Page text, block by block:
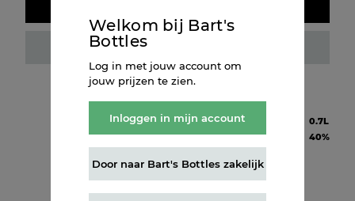
0.7L
40%
Welkom bij Bart's
Bottles
Log in met jouw account om
jouw prijzen te zien.
Inloggen in mijn account
Door naar Bart's Bottles zakelijk